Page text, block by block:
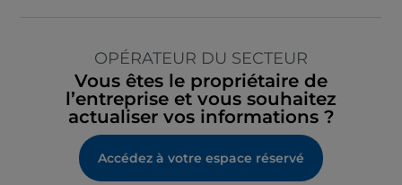
OPÉRATEUR DU SECTEUR
Vous êtes le propriétaire de
l’entreprise et vous souhaitez
actualiser vos informations ?
Accédez à votre espace réservé